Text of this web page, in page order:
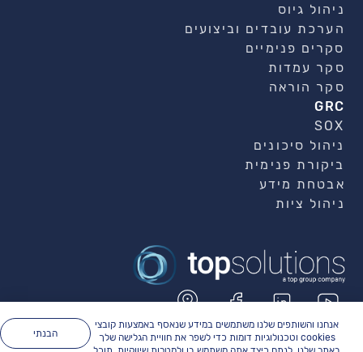
ניהול גיוס
הערכת עובדים וביצועים
סקרים פנימיים
סקר עמדות
סקר הוראה
GRC
SOX
ניהול סיכונים
ביקורת פנימית
אבטחת מידע
ניהול ציות
אנחנו והשותפים שלנו משתמשים במידע שנאסף באמצעות קובצי
cookies וטכנולוגיות דומות כדי לשפר את חוויית הגלישה שלך
הבנתי